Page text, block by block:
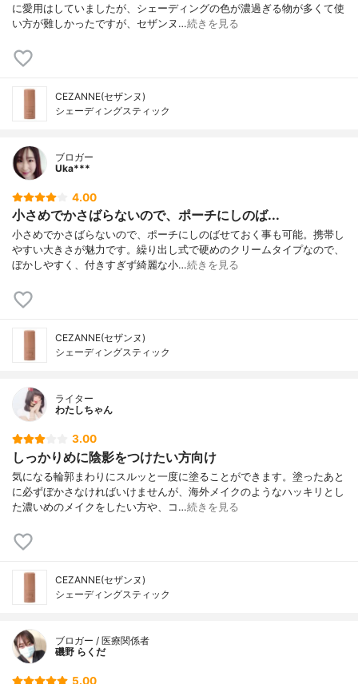
に愛用はしていましたが、シェーディングの色が濃過ぎる物が多くて使
い方が難しかったですが、セザンヌ…続きを見る
CEZANNE(セザンヌ)
シェーディングスティック
ブロガー
Uka***
4.00
小さめでかさばらないので、ポーチにしのば...
小さめでかさばらないので、ポーチにしのばせておく事も可能。携帯し
やすい大きさが魅力です。繰り出し式で硬めのクリームタイプなので、
ぼかしやすく、付きすぎず綺麗な小…続きを見る
CEZANNE(セザンヌ)
シェーディングスティック
ライター
わたしちゃん
3.00
しっかりめに陰影をつけたい方向け
気になる輪郭まわりにスルッと一度に塗ることができます。塗ったあと
に必ずぼかさなければいけませんが、海外メイクのようなハッキリとし
た濃いめのメイクをしたい方や、コ…続きを見る
CEZANNE(セザンヌ)
シェーディングスティック
ブロガー / 医療関係者
磯野 らくだ
5.00